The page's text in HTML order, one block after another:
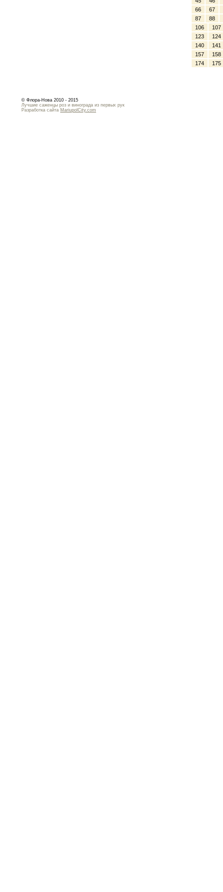
66
67
87
88
106
107
123
124
140
141
157
158
174
175
© Флора-Нова 2010 - 2015
Лучшие саженцы роз и винограда из первых рук
Разработка сайта MariupolCity.com